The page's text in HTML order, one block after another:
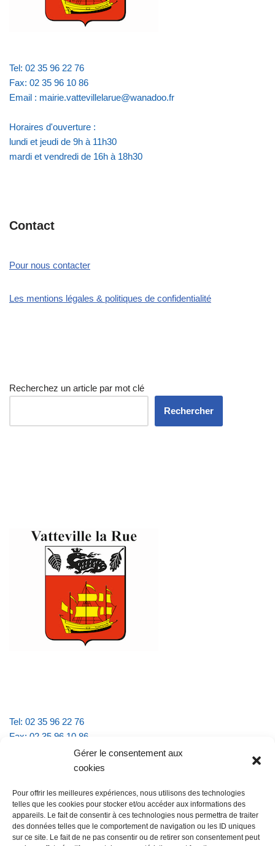
Gérer le consentement aux
cookies
Pour offrir les meilleures expériences, nous utilisons des technologies
telles que les cookies pour stocker et/ou accéder aux informations des
appareils. Le fait de consentir à ces technologies nous permettra de traiter
des données telles que le comportement de navigation ou les ID uniques
sur ce site. Le fait de ne pas consentir ou de retirer son consentement peut
Tel: 02 35 96 22 76
Fax: 02 35 96 10 86
Email : mairie.vattevillelarue@wanadoo.fr
Horaires d'ouverture :
lundi et jeudi de 9h à 11h30
mardi et vendredi de 16h à 18h30
Contact
Pour nous contacter
Les mentions légales & politiques de confidentialité
Recherchez un article par mot clé
Rechercher
Tel: 02 35 96 22 76
Fax: 02 35 96 10 86
Email : mairie.vattevillelarue@wanadoo.fr
lundi et jeudi de 9h à 11h30
mardi et vendredi de 16h à 18h30